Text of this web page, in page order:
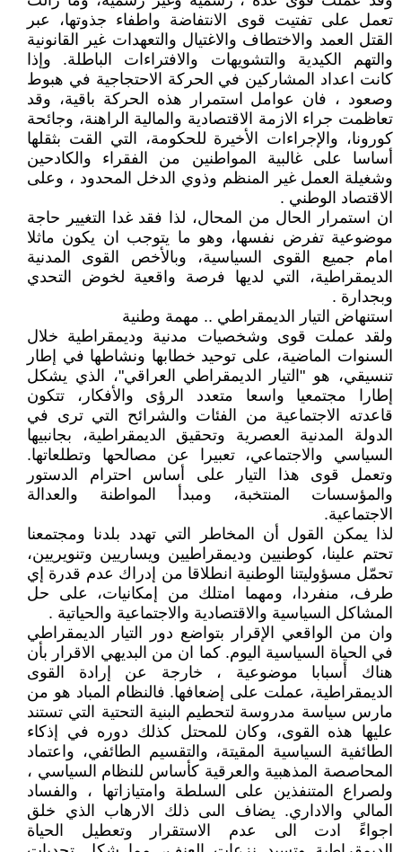
تعمل على تفتيت قوى الانتفاضة واطفاء جذوتها، عبر
القتل العمد والاختطاف والاغتيال والتعهدات غير القانونية
والتهم الكيدية والتشويهات والافتراءات الباطلة. وإذا
كانت اعداد المشاركين في الحركة الاحتجاجية في هبوط
وصعود ، فان عوامل استمرار هذه الحركة باقية، وقد
تعاظمت جراء الازمة الاقتصادية والمالية الراهنة، وجائحة
كورونا، والإجراءات الأخيرة للحكومة، التي القت بثقلها
أساسا على غالبية المواطنين من الفقراء والكادحين
وشغيلة العمل غير المنظم وذوي الدخل المحدود ، وعلى
الاقتصاد الوطني .
ان استمرار الحال من المحال، لذا فقد غدا التغيير حاجة
موضوعية تفرض نفسها، وهو ما يتوجب ان يكون ماثلا
امام جميع القوى السياسية، وبالأخص القوى المدنية
الديمقراطية، التي لديها فرصة واقعية لخوض التحدي
وبجدارة .
استنهاض التيار الديمقراطي .. مهمة وطنية
ولقد عملت قوى وشخصيات مدنية وديمقراطية خلال
السنوات الماضية، على توحيد خطابها ونشاطها في إطار
تنسيقي، هو "التيار الديمقراطي العراقي"، الذي يشكل
إطارا مجتمعيا واسعا متعدد الرؤى والأفكار، تتكون
قاعدته الاجتماعية من الفئات والشرائح التي ترى في
الدولة المدنية العصرية وتحقيق الديمقراطية، بجانبيها
السياسي والاجتماعي، تعبيرا عن مصالحها وتطلعاتها.
وتعمل قوى هذا التيار على أساس احترام الدستور
والمؤسسات المنتخبة، ومبدأ المواطنة والعدالة
الاجتماعية.
لذا يمكن القول أن المخاطر التي تهدد بلدنا ومجتمعنا
تحتم علينا، كوطنيين وديمقراطيين ويساريين وتنويريين،
تحمّل مسؤوليتنا الوطنية انطلاقا من إدراك عدم قدرة إي
طرف، منفردا، ومهما امتلك من إمكانيات، على حل
المشاكل السياسية والاقتصادية والاجتماعية والحياتية .
وان من الواقعي الإقرار بتواضع دور التيار الديمقراطي
في الحياة السياسية اليوم. كما ان من البديهي الاقرار بأن
هناك أسبابا موضوعية ، خارجة عن إرادة القوى
الديمقراطية، عملت على إضعافها. فالنظام المباد هو من
مارس سياسة مدروسة لتحطيم البنية التحتية التي تستند
عليها هذه القوى، وكان للمحتل كذلك دوره في إذكاء
الطائفية السياسية المقيتة، والتقسيم الطائفي، واعتماد
المحاصصة المذهبية والعرقية كأساس للنظام السياسي ،
ولصراع المتنفذين على السلطة وامتيازاتها ، والفساد
المالي والاداري. يضاف الىى ذلك الارهاب الذي خلق
اجواءً ادت الى عدم الاستقرار وتعطيل الحياة